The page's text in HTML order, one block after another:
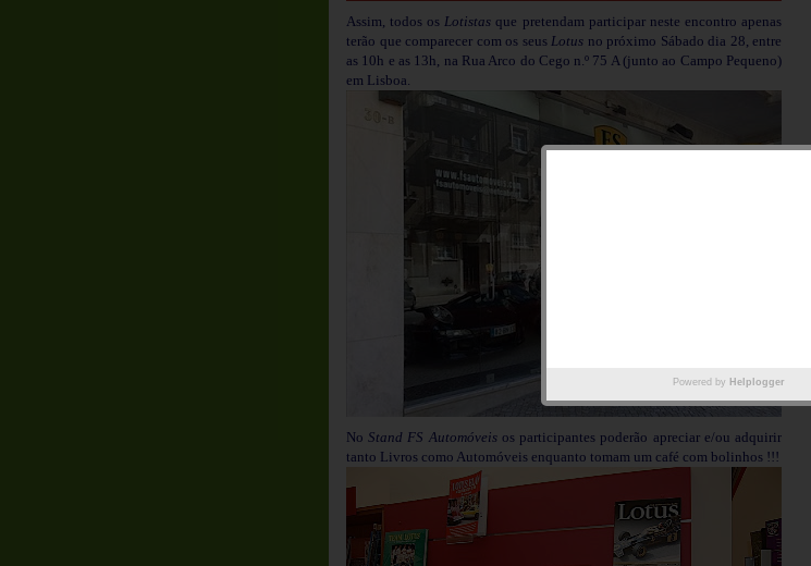
Assim, todos os Lotistas que pretendam participar neste encontro apenas
terão que comparecer com os seus Lotus no próximo Sábado dia 28, entre
as 10h e as 13h, na Rua Arco do Cego n.º 75 A (junto ao Campo Pequeno)
em Lisboa.
NoStand FS Automóveisos participantes poderão apreciar e/ou adquirir
tanto Livros como Automóveis enquanto tomam um café com bolinhos !!!
Powered by Helplogger